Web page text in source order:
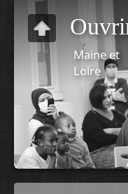
Maine et
Loire